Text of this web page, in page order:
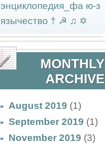
энциклопедия_фа ю-з
язычество † ☭ ♫ ✡
MONTHLY
ARCHIVE
August 2019 (1)
September 2019 (1)
November 2019 (3)